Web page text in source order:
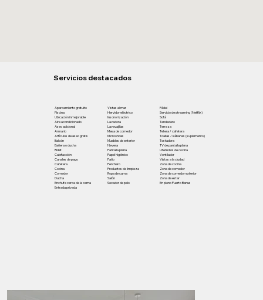
Servicios destacados
Aparcamiento gratuito
Piscina
Ubicación inmejorable
Aire acondicionado
Aseo adicional
Armario
Artículos de aseo gratis
Balcón
Bañera o ducha
Bidet
Calefacción
Canales de pago
Cafetera
Cocina
Comedor
Ducha
Enchufe cerca de la cama
Entrada privada
Vistas al mar
Hervidor eléctrico
Insonorización
Lavadora
Lavavajillas
Mesa de comedor
Microondas
Muebles de exterior
Nevera
Pantalla plana
Papel higiénico
Patio
Perchero
Productos de limpieza
Ropa de cama
Salón
Secador de pelo
​Pádel
Servicio de streaming (Netflix)
Sofá
Tendedero
Terraza
Tetera / cafetera
Toallas / sábanas (suplemento)
Tostadora
TV de pantalla plana
Utensilios de cocina
Ventilador
Vistas a la ciudad
Zona de cocina
Zona de comedor
Zona de comedor exterior
Zona de estar
En pleno Puerto Banus